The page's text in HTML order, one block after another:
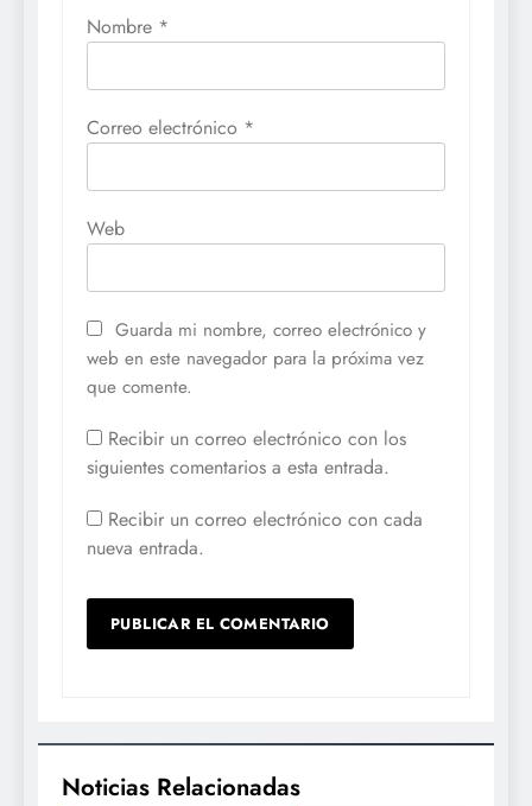
Nombre *
Correo electrónico *
Web
Guarda mi nombre, correo electrónico y
web en este navegador para la próxima vez
que comente.
Recibir un correo electrónico con los
siguientes comentarios a esta entrada.
Recibir un correo electrónico con cada
nueva entrada.
Noticias Relacionadas